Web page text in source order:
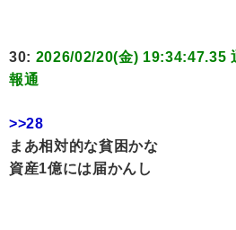
30: 2026/02/20(金) 19:34:47.35
報通
>>28
まあ相対的な貧困かな
資産1億には届かんし